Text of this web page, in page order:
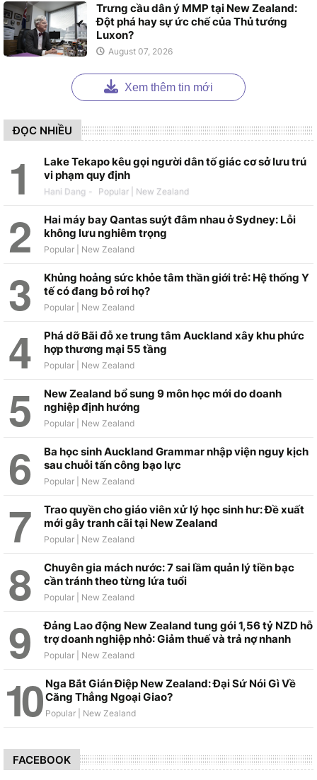
Trưng cầu dân ý MMP tại New Zealand:
Đột phá hay sự ức chế của Thủ tướng
Luxon?
August 07, 2026
Xem thêm tin mới
ĐỌC NHIỀU
Lake Tekapo kêu gọi người dân tố giác cơ sở lưu trú
vi phạm quy định
Hani Dang -
Hai máy bay Qantas suýt đâm nhau ở Sydney: Lỗi
không lưu nghiêm trọng
Khủng hoảng sức khỏe tâm thần giới trẻ: Hệ thống Y
tế có đang bỏ rơi họ?
Phá dỡ Bãi đỗ xe trung tâm Auckland xây khu phức
hợp thương mại 55 tầng
New Zealand bổ sung 9 môn học mới do doanh
nghiệp định hướng
Ba học sinh Auckland Grammar nhập viện nguy kịch
sau chuỗi tấn công bạo lực
Trao quyền cho giáo viên xử lý học sinh hư: Đề xuất
mới gây tranh cãi tại New Zealand
Chuyên gia mách nước: 7 sai lầm quản lý tiền bạc
cần tránh theo từng lứa tuổi
Đảng Lao động New Zealand tung gói 1,56 tỷ NZD hỗ
trợ doanh nghiệp nhỏ: Giảm thuế và trả nợ nhanh
Nga Bắt Gián Điệp New Zealand: Đại Sứ Nói Gì Về
Căng Thẳng Ngoại Giao?
FACEBOOK